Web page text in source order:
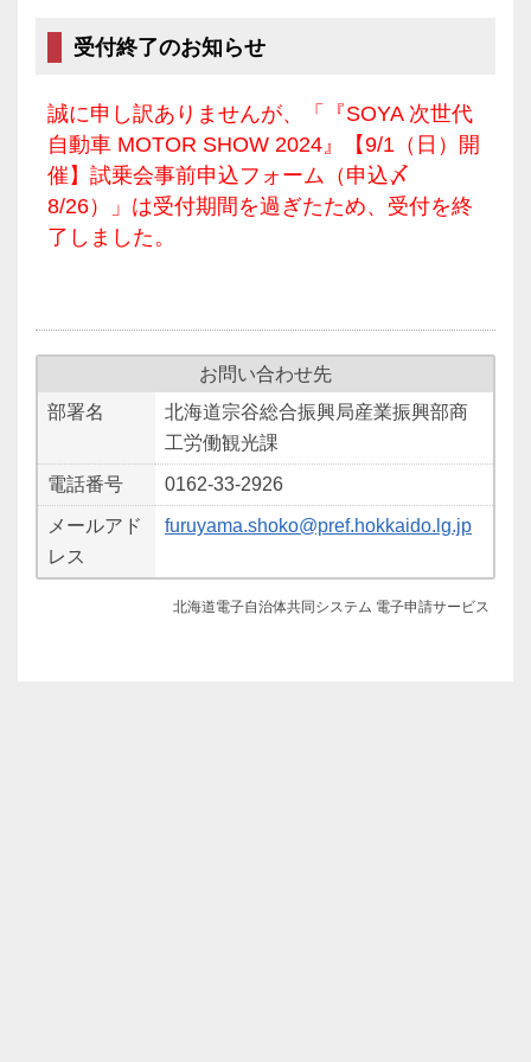
受付終了のお知らせ
誠に申し訳ありませんが、「『SOYA 次世代
自動車 MOTOR SHOW 2024』【9/1（日）開
催】試乗会事前申込フォーム（申込〆
8/26）」は受付期間を過ぎたため、受付を終
了しました。
お問い合わせ先
部署名
北海道宗谷総合振興局産業振興部商
工労働観光課
電話番号 0162-33-2926
メールアド
レス
furuyama.shoko@pref.hokkaido.lg.jp
北海道電子自治体共同システム 電子申請サービス